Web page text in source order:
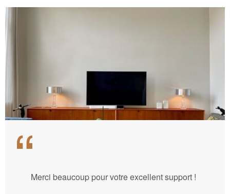
Merci beaucoup pour votre excellent support !